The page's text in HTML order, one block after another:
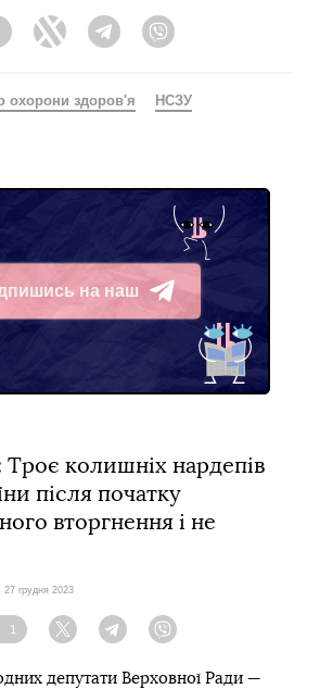
FacebookTwitter Telegram
охорони здоров'я НСЗУ
на наш
Троє колишніх нардепів
після початку
вторгнення і не
27 грудня 2023
Facebook
1
Twitter TelegramViber
депутати Верховної Ради —